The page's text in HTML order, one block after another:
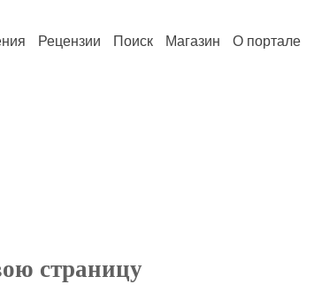
Рецензии Поиск Магазин О портале
страницу